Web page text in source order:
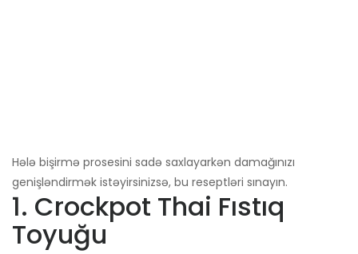
Hələ bişirmə prosesini sadə saxlayarkən damağınızı
genişləndirmək istəyirsinizsə, bu reseptləri sınayın.
1. Crockpot Thai Fıstıq
Toyuğu